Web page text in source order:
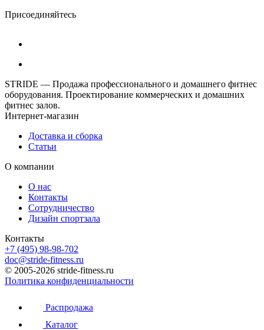
Присоединяйтесь
STRIDE — Продажа профессионального и домашнего фитнес
оборудования. Проектирование коммерческих и домашних
фитнес залов.
Интернет-магазин
Доставка и сборка
Статьи
О компании
О нас
Контакты
Сотрудничество
Дизайн спортзала
Контакты
+7 (495) 98-98-702
doc@stride-fitness.ru
© 2005-2026 stride-fitness.ru
Политика конфиденциальности
Распродажа
Каталог